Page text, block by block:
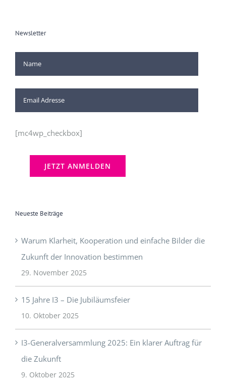
Newsletter
[mc4wp_checkbox]
Neueste Beiträge
Warum Klarheit, Kooperation und einfache Bilder die
Zukunft der Innovation bestimmen
29. November 2025
15 Jahre I3 – Die Jubiläumsfeier
10. Oktober 2025
I3-Generalversammlung 2025: Ein klarer Auftrag für
die Zukunft
9. Oktober 2025